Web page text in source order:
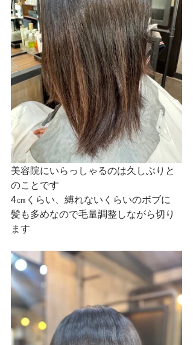
美容院にいらっしゃるのは久しぶりと
のことです
4㎝くらい、縛れないくらいのボブに
髪も多めなので毛量調整しながら切り
ます